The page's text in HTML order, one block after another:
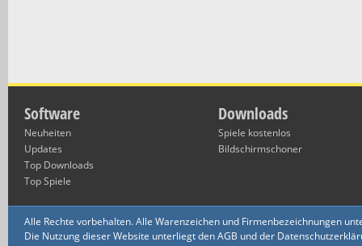
Software
Neuheiten
Updates
Top Downloads
Top Spiele
Downloads
Spiele kostenlos
Bildschirmschoner
Alle Rechte vorbehalten. Alle Warenzeichen und Firmenbezeichnungen
Die Nutzung dieser Website unterliegt den AGB und der